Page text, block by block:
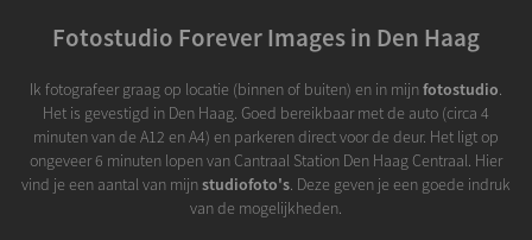
Fotostudio Forever Images in Den Haag
Ik fotografeer graag op locatie (binnen of buiten) en in mijnfotostudio.
Het is gevestigd in Den Haag. Goed bereikbaar met de auto (circa 4
minuten van de A12 en A4) en parkeren direct voor de deur. Het ligt op
ongeveer 6 minuten lopen van Cantraal Station Den Haag Centraal. Hier
vind je een aantal van mijnstudiofoto's. Deze geven je een goede indruk
van de mogelijkheden.